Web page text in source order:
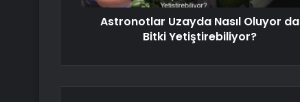
Astronotlar Uzayda Nasıl Oluyor da
Bitki Yetiştirebiliyor?